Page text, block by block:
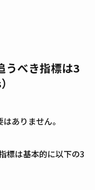
うべき指標は3
ありません。
標は基本的に以下の3